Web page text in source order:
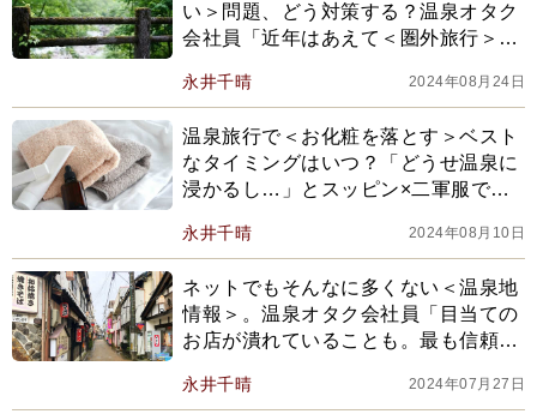
い＞問題、どう対策する？温泉オタク
会社員「近年はあえて＜圏外旅行＞を
永井千晴 2024年08月24日
温泉旅行で＜お化粧を落とす＞ベスト
なタイミングはいつ？「どうせ温泉に
浸かるし…」とスッピン×二軍服で過
たこと
永井千晴 2024年08月10日
ネットでもそんなに多くない＜温泉地
情報＞。温泉オタク会社員「目当ての
お店が潰れていることも。最も信頼で
永井千晴 2024年07月27日